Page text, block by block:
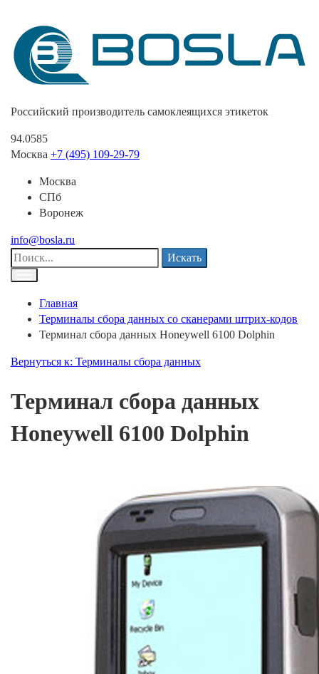
Российский производитель самоклеящихся этикеток
94.0585
Москва +7 (495) 109-29-79
Москва
СПб
Воронеж
info@bosla.ru
Искать
Главная
Терминалы сбора данных со сканерами штрих-кодов
Терминал сбора данных Honeywell 6100 Dolphin
Вернуться к: Терминалы сбора данных
Терминал сбора данных
Honeywell 6100 Dolphin